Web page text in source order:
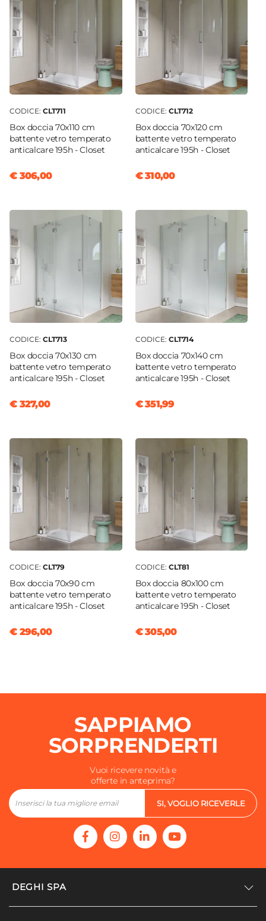
CODICE: CLT711
Box doccia 70x110 cm
battente vetro temperato
anticalcare 195h - Closet
€ 306,00
CODICE: CLT712
Box doccia 70x120 cm
battente vetro temperato
anticalcare 195h - Closet
€ 310,00
CODICE: CLT713
Box doccia 70x130 cm
battente vetro temperato
anticalcare 195h - Closet
€ 327,00
CODICE: CLT714
Box doccia 70x140 cm
battente vetro temperato
anticalcare 195h - Closet
€ 351,99
CODICE: CLT79
Box doccia 70x90 cm
battente vetro temperato
anticalcare 195h - Closet
€ 296,00
CODICE: CLT81
Box doccia 80x100 cm
battente vetro temperato
anticalcare 195h - Closet
€ 305,00
SAPPIAMO
SORPRENDERTI
Vuoi ricevere novità e
offerte in anteprima?
SI, VOGLIO RICEVERLE
DEGHI SPA